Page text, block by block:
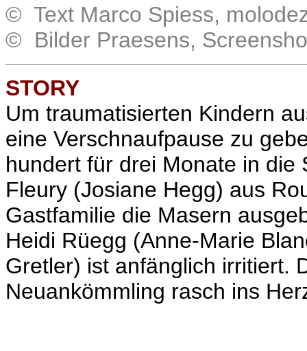
© Text Marco Spiess,
© Bilder Praesens,
STORY
Um traumatisierten Kindern
eine Verschnaufpause zu
hundert für drei Monate in die
Fleury (Josiane Hegg) aus
Gastfamilie die Masern
Heidi Rüegg (Anne-Marie
Gretler) ist anfänglich irritiert.
Neuankömmling rasch ins